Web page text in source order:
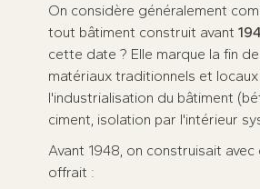
On considère généralement
tout bâtiment construit avant
cette date ? Elle marque la fin
matériaux traditionnels et
l'industrialisation du bâtiment
ciment, isolation par l'intérieur
Avant 1948, on construisait avec
offrait :